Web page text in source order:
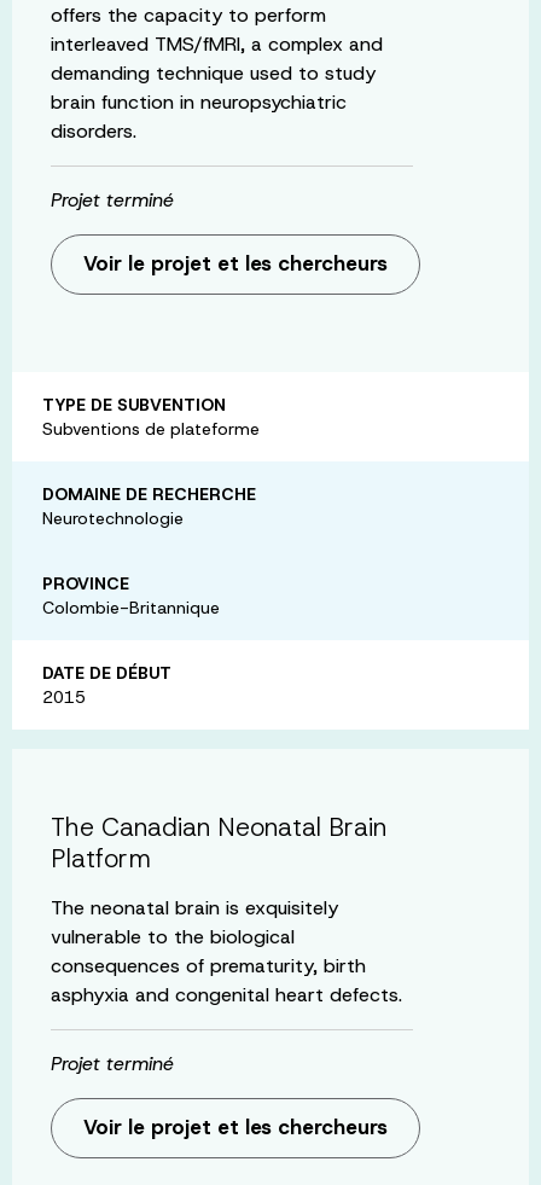
offers the capacity to perform
interleaved TMS/fMRI, a complex and
demanding technique used to study
brain function in neuropsychiatric
disorders.
Projet terminé
Voir le projet et les chercheurs
TYPE DE SUBVENTION
Subventions de plateforme
DOMAINE DE RECHERCHE
Neurotechnologie
PROVINCE
Colombie-Britannique
DATE DE DÉBUT
2015
The Canadian Neonatal Brain
Platform
The neonatal brain is exquisitely
vulnerable to the biological
consequences of prematurity, birth
asphyxia and congenital heart defects.
Projet terminé
Voir le projet et les chercheurs